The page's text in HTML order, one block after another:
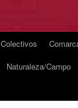
Colectivos
Naturaleza/Campo